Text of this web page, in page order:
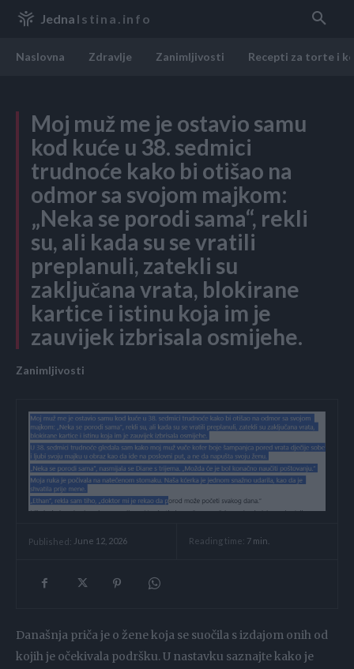
Jedna Istina.info
Naslovna Zdravlje Zanimljivosti Recepti za torte i
Moj muž me je ostavio samu
kod kuće u 38. sedmici
trudnoće kako bi otišao na
odmor sa svojom majkom:
„Neka se porodi sama“, rekli
su, ali kada su se vratili
preplanuli, zatekli su
zaključana vrata, blokirane
kartice i istinu koja im je
zauvijek izbrisala osmijehe.
Zanimljivosti
Published: June 12, 2026 Reading time: 7 min.
Današnja priča je o žene koja se suočila s izdajom onih od
kojih je očekivala podršku. U nastavku saznajte kako je